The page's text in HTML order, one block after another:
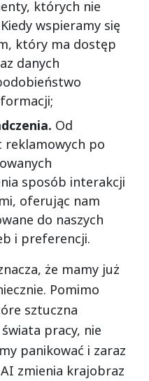
których nie
wspieramy się
który ma dostęp
danych
Od
po
sposób interakcji
oferując nam
do naszych
i preferencji.
że mamy już
Pomimo
sztuczna
pracy, nie
panikować i zaraz
zmienia krajobraz